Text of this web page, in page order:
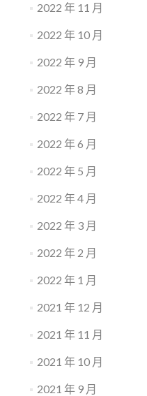
2022 年 11 月
2022 年 10 月
2022 年 9 月
2022 年 8 月
2022 年 7 月
2022 年 6 月
2022 年 5 月
2022 年 4 月
2022 年 3 月
2022 年 2 月
2022 年 1 月
2021 年 12 月
2021 年 11 月
2021 年 10 月
2021 年 9 月